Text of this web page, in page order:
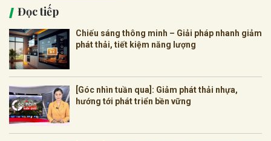
Đọc tiếp
Chiếu sáng thông minh – Giải pháp nhanh giảm
phát thải, tiết kiệm năng lượng
[Góc nhìn tuần qua]: Giảm phát thải nhựa,
hướng tới phát triển bền vững